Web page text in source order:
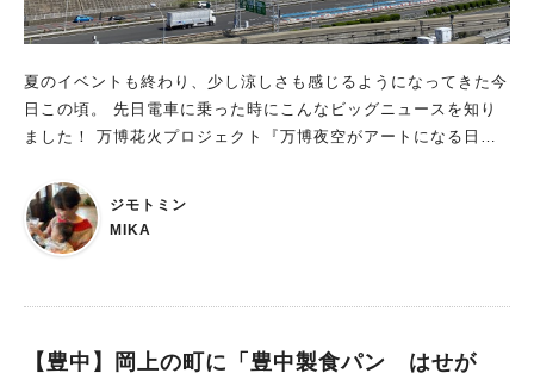
夏のイベントも終わり、少し涼しさも感じるようになってきた今
日この頃。 先日電車に乗った時にこんなビッグニュースを知り
ました！ 万博花火プロジェクト『万博夜空がアートになる日２
そうです。 花火と音楽が織りなす芸術花火体験ができるという
魅力的すぎるイベントです。 みんな大好き万博記念公園×花火×
音楽なんて、最高の組み合わせですね！ 完全予約制で、予約も
ジモトミン
MIKA
【豊中】岡上の町に「豊中製食パン はせが